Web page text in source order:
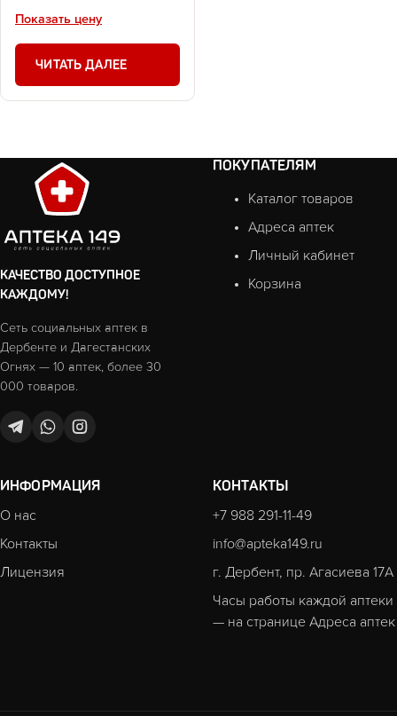
Показать цену
ЧИТАТЬ ДАЛЕЕ
КАЧЕСТВО ДОСТУПНОЕ
КАЖДОМУ!
Сеть социальных аптек в
Дербенте и Дагестанских
Огнях — 10 аптек, более 30
000 товаров.
ПОКУПАТЕЛЯМ
Каталог товаров
Адреса аптек
Личный кабинет
Корзина
ИНФОРМАЦИЯ
О нас
Контакты
Лицензия
КОНТАКТЫ
+7 988 291-11-49
info@apteka149.ru
г. Дербент, пр. Агасиева 17А
Часы работы каждой аптеки
— на странице Адреса аптек